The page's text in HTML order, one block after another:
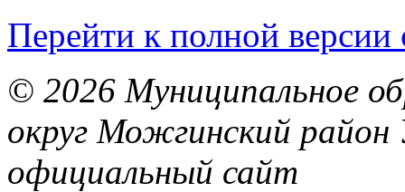
Перейти к полной версии
© 2026 Муниципальное
округ Можгинский район
официальный сайт